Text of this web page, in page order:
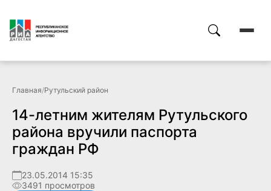
Главная/Рутульский район
14-летним жителям Рутульского
района вручили паспорта
граждан РФ
23.05.2014 15:35
3491 просмотров